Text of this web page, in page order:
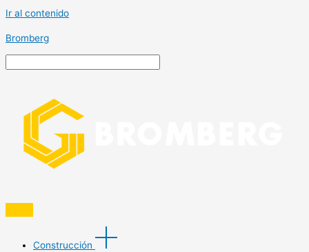
Ir al contenido
Bromberg
Construcción